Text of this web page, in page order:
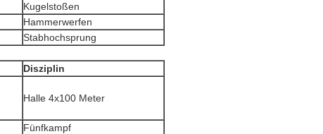
Kugelstoßen
Hammerwerfen
Stabhochsprung
Disziplin
Halle 4x100 Meter
Fünfkampf